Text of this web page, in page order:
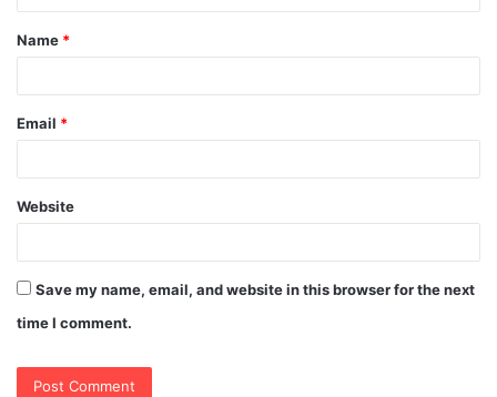
t
*
Name *
Email *
Website
Save my name, email, and website in this browser for the next
time I comment.